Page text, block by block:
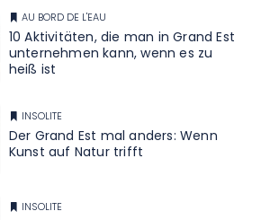
AU BORD DE L'EAU
10 Aktivitäten, die man in Grand Est
unternehmen kann, wenn es zu
heiß ist
INSOLITE
Der Grand Est mal anders: Wenn
Kunst auf Natur trifft
INSOLITE